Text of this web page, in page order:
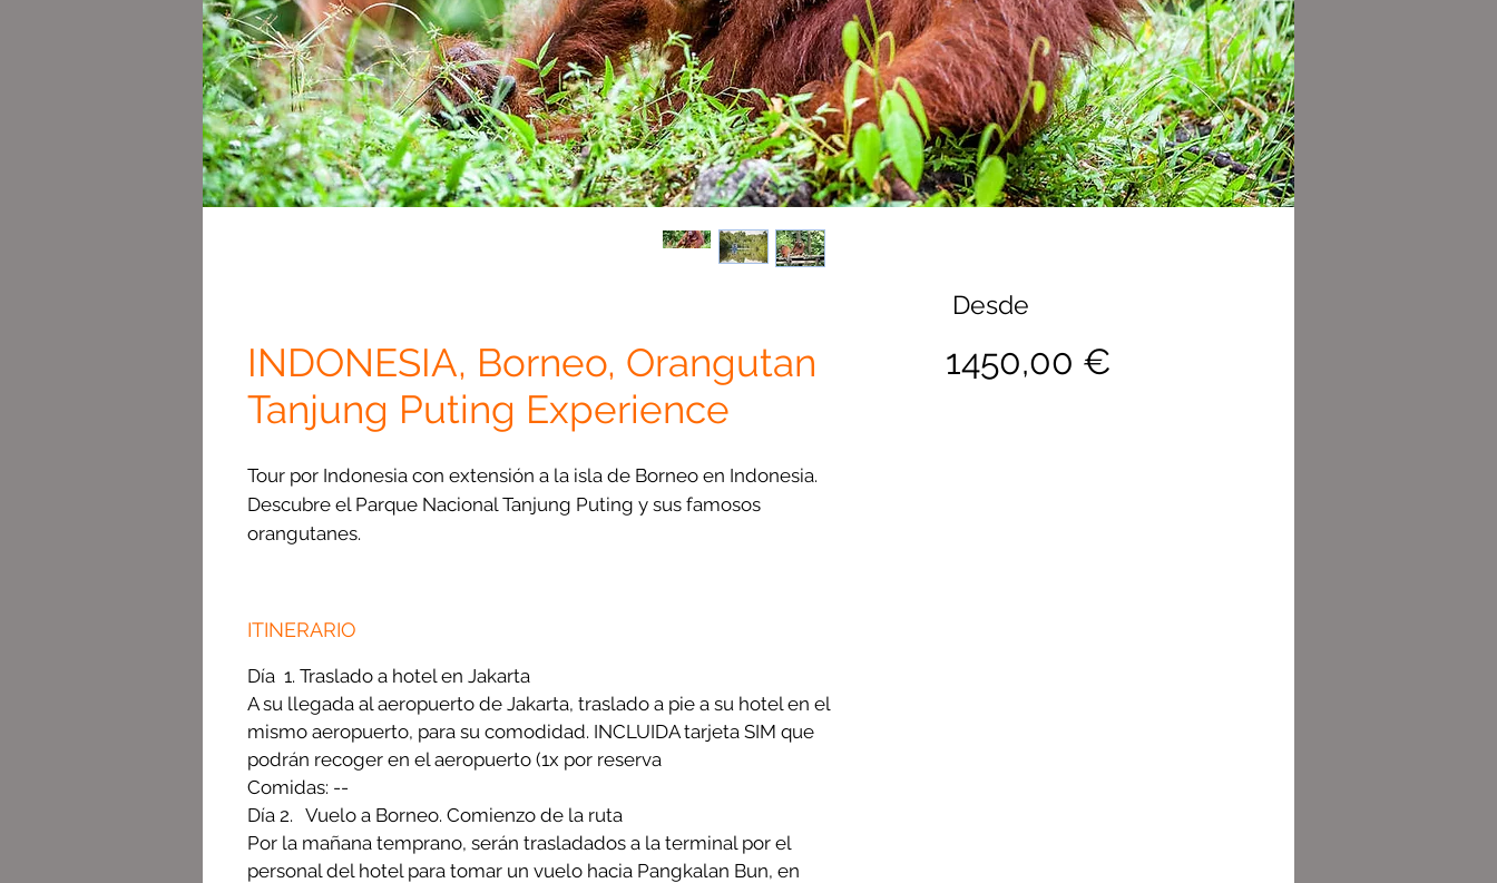
INDONESIA, Borneo, Orangutan
Tanjung Puting Experience
Tour por Indonesia con extensión a la isla de Borneo en Indonesia.
Descubre el Parque Nacional Tanjung Puting y sus famosos
orangutanes.
ITINERARIO
Día 1. Traslado a hotel en Jakarta
A su llegada al aeropuerto de Jakarta, traslado a pie a su hotel en el
mismo aeropuerto, para su comodidad. INCLUIDA tarjeta SIM que
podrán recoger en el aeropuerto (1x por reserva
Comidas: --
Día 2. Vuelo a Borneo. Comienzo de la ruta
Por la mañana temprano, serán trasladados a la terminal por el
personal del hotel para tomar un vuelo hacia Pangkalan Bun, en
1450,00 €
Desde